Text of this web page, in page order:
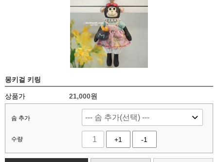
몽키걸 키링
상품가 21,000원
솜 추가
수량 +1 -1